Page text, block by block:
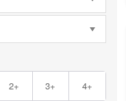
2+ 3+ 4+